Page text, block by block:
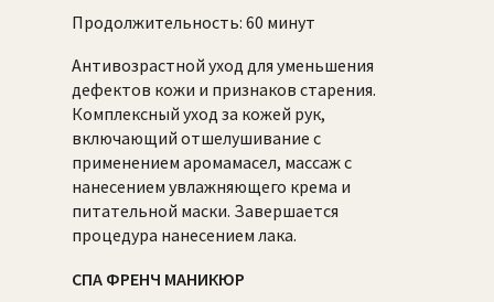
Продолжительность: 60 минут
Антивозрастной уход для уменьшения
дефектов кожи и признаков старения.
Комплексный уход за кожей рук,
включающий отшелушивание с
применением аромамасел, массаж с
нанесением увлажняющего крема и
питательной маски. Завершается
процедура нанесением лака.
СПА ФРЕНЧ МАНИКЮР